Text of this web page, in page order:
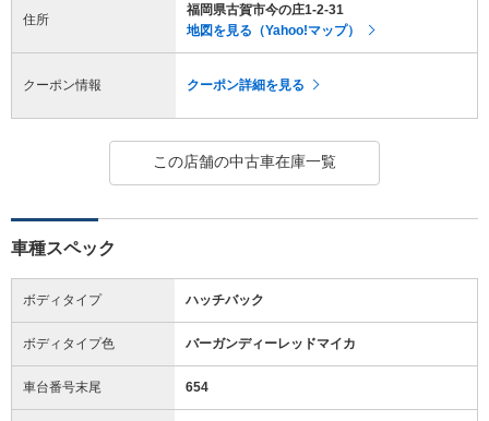
住所
福岡県古賀市今の庄1-2-31
地図を見る（Yahoo!マップ）
クーポン情報 クーポン詳細を見る
この店舗の中古車在庫一覧
車種スペック
ボディタイプ ハッチバック
ボディタイプ色 バーガンディーレッドマイカ
車台番号末尾 654